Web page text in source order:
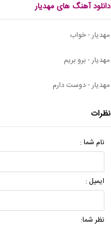
دانلود آهنگ های مهدیار
مهدیار - خواب
مهدیار - برو بریم
مهدیار - دوست دارم
نظرات
نام شما :
ایمیل :
نظر شما: